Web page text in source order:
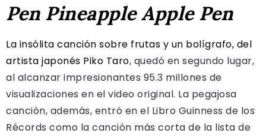
Pen Pineapple Apple Pen
La insólita canción sobre frutas y un bolígrafo, del
artista japonés Piko Taro, quedó en segundo lugar,
al alcanzar impresionantes 95.3 millones de
visualizaciones en el video original. La pegajosa
canción, además, entró en el Libro Guinness de los
Récords como la canción más corta de la lista de